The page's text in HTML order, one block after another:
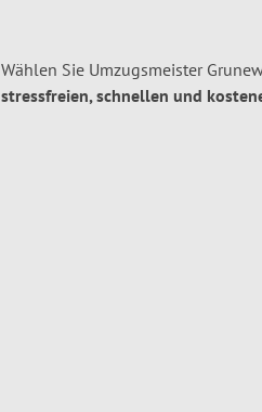
Wählen Sie Umzugsmeister
stressfreien, schnellen und